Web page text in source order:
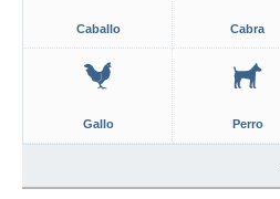
Caballo Cabra
Gallo Perro